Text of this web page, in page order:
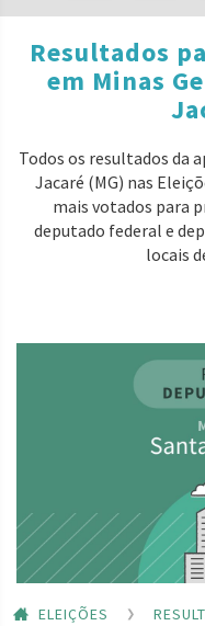
Resultados
em Minas
Todos os resultados da
Jacaré (MG) nas
mais votados para
deputado federal e
locais
ELEIÇÕES